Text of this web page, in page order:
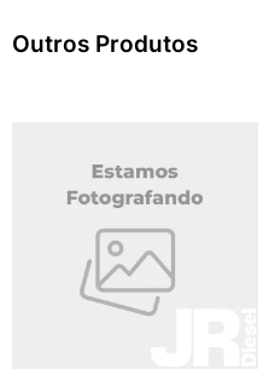
Outros Produtos